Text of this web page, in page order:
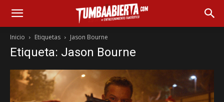
Inicio Etiquetas Jason Bourne
Etiqueta: Jason Bourne